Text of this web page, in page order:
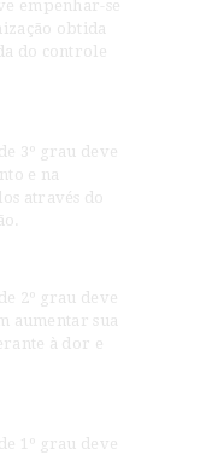
empenhar-se
obtida
do controle
3º grau deve
e na
através do
2º grau deve
aumentar sua
à dor e
1º grau deve